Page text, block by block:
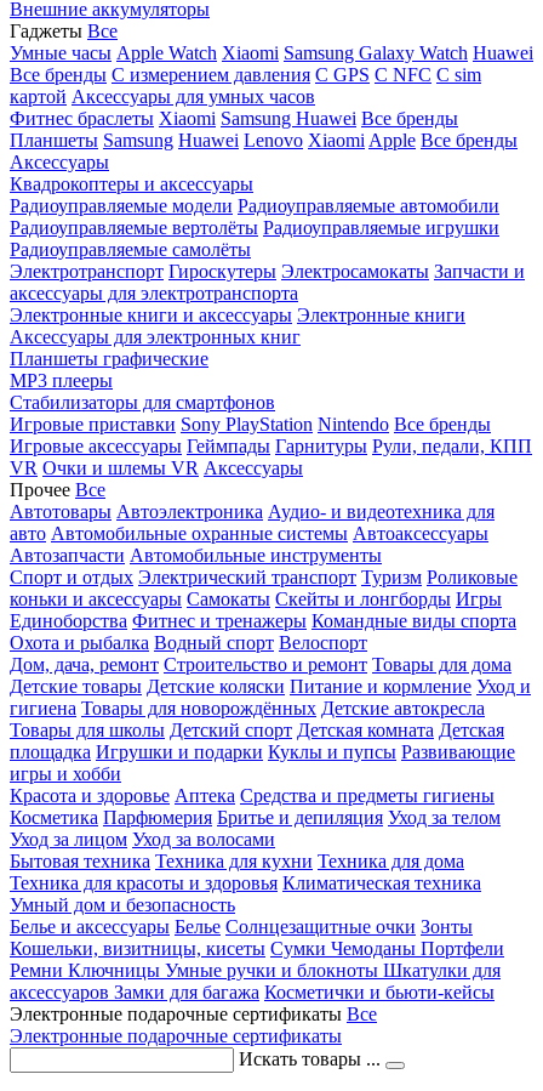
Внешние аккумуляторы
Гаджеты Все
Умные часы Apple Watch Xiaomi Samsung Galaxy Watch Huawei
Все бренды C измерением давления C GPS C NFC C sim
картой Аксессуары для умных часов
Фитнес браслеты Xiaomi Samsung Huawei Все бренды
Планшеты Samsung Huawei Lenovo Xiaomi Apple Все бренды
Аксессуары
Квадрокоптеры и аксессуары
Радиоуправляемые модели Радиоуправляемые автомобили
Радиоуправляемые вертолёты Радиоуправляемые игрушки
Радиоуправляемые самолёты
Электротранспорт Гироскутеры Электросамокаты Запчасти и
аксессуары для электротранспорта
Электронные книги и аксессуары Электронные книги
Аксессуары для электронных книг
Планшеты графические
MP3 плееры
Стабилизаторы для смартфонов
Игровые приставки Sony PlayStation Nintendo Все бренды
Игровые аксессуары Геймпады Гарнитуры Рули, педали, КПП
VR Очки и шлемы VR Аксессуары
Прочее Все
Автотовары Автоэлектроника Аудио- и видеотехника для
авто Автомобильные охранные системы Автоаксессуары
Автозапчасти Автомобильные инструменты
Спорт и отдых Электрический транспорт Туризм Роликовые
коньки и аксессуары Самокаты Скейты и лонгборды Игры
Единоборства Фитнес и тренажеры Командные виды спорта
Охота и рыбалка Водный спорт Велоспорт
Дом, дача, ремонт Строительство и ремонт Товары для дома
Детские товары Детские коляски Питание и кормление Уход и
гигиена Товары для новорождённых Детские автокресла
Товары для школы Детский спорт Детская комната Детская
площадка Игрушки и подарки Куклы и пупсы Развивающие
игры и хобби
Красота и здоровье Аптека Средства и предметы гигиены
Косметика Парфюмерия Бритье и депиляция Уход за телом
Уход за лицом Уход за волосами
Бытовая техника Техника для кухни Техника для дома
Техника для красоты и здоровья Климатическая техника
Умный дом и безопасность
Белье и аксессуары Белье Солнцезащитные очки Зонты
Кошельки, визитницы, кисеты Сумки Чемоданы Портфели
Ремни Ключницы Умные ручки и блокноты Шкатулки для
аксессуаров Замки для багажа Косметички и бьюти-кейсы
Электронные подарочные сертификаты Все
Электронные подарочные сертификаты
Искать товары ...